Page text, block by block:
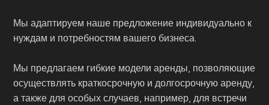
Мы адаптируем наше предложение индивидуально к
нуждам и потребностям вашего бизнеса.
Мы предлагаем гибкие модели аренды, позволяющие
осуществлять краткосрочную и долгосрочную аренду,
а также для особых случаев, например, для встречи